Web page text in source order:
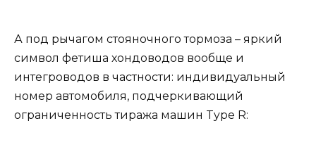
А под рычагом стояночного тормоза – яркий
символ фетиша хондоводов вообще и
интегроводов в частности: индивидуальный
номер автомобиля, подчеркивающий
ограниченность тиража машин Type R: